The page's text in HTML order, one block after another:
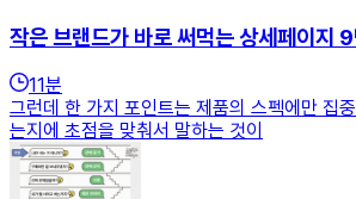
작은 브랜드가 바로 써먹는 상세페이지
11분
그런데 한 가지 포인트는 제품의 스펙에만 집
는지에 초점을 맞춰서 말하는 것이